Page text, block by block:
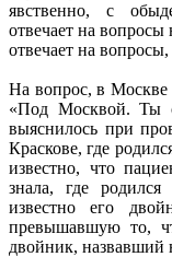
явственно, с
отвечает на
отвечает на
На вопрос, в Москве
«Под Москвой. Ты
выяснилось при
Краскове, где
известно, что
знала, где
известно его
превышавшую то,
двойник, назвавший